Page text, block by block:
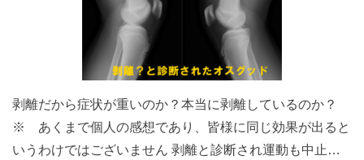
剥離だから症状が重いのか？本当に剥離しているのか？
※ あくまで個人の感想であり、皆様に同じ効果が出ると
いうわけではございません 剥離と診断され運動も中止…